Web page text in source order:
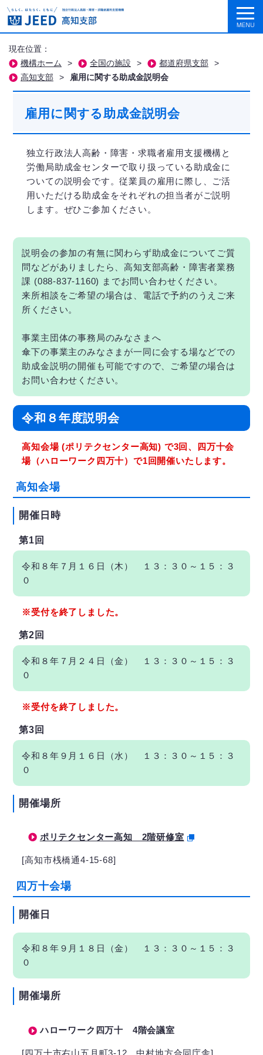
現在位置：
機構ホーム
> 全国の施設 > 都道府県支部
>
高知支部
> 雇用に関する助成金説明会
雇用に関する助成金説明会
独立行政法人高齢・障害・求職者雇用支援機構と
労働局助成金センターで取り扱っている助成金に
ついての説明会です。従業員の雇用に際し、ご活
用いただける助成金をそれぞれの担当者がご説明
します。ぜひご参加ください。
説明会の参加の有無に関わらず助成金についてご質
問などがありましたら、高知支部高齢・障害者業務
課 (088-837-1160) までお問い合わせください。
来所相談をご希望の場合は、電話で予約のうえご来
所ください。
事業主団体の事務局のみなさまへ
傘下の事業主のみなさまが一同に会する場などでの
助成金説明の開催も可能ですので、ご希望の場合は
お問い合わせください。
令和８年度説明会
高知会場 (ポリテクセンター高知) で3回、四万十会
場（ハローワーク四万十）で1回開催いたします。
高知会場
開催日時
第1回
令和８年７月１６日（木） １３：３０～１５：３
０
※受付を終了しました。
第2回
令和８年７月２４日（金） １３：３０～１５：３
０
※受付を終了しました。
第3回
令和８年９月１６日（水） １３：３０～１５：３
０
開催場所
ポリテクセンター高知 2階研修室
[高知市桟橋通4-15-68]
四万十会場
開催日
令和８年９月１８日（金） １３：３０～１５：３
０
開催場所
ハローワーク四万十 4階会議室
[四万十市右山五月町3-12 中村地方合同庁舎]